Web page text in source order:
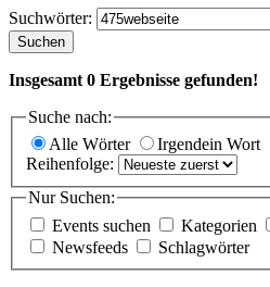
Suchwörter:
Suchen
Insgesamt 0 Ergebnisse gefunden!
Suche nach:
Alle Wörter
Irgendein Wort
Reihenfolge:
Nur Suchen:
Events suchen
Kategorien
Newsfeeds
Schlagwörter